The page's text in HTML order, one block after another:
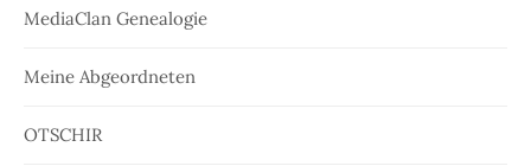
MediaClan Genealogie
Meine Abgeordneten
OTSCHIR